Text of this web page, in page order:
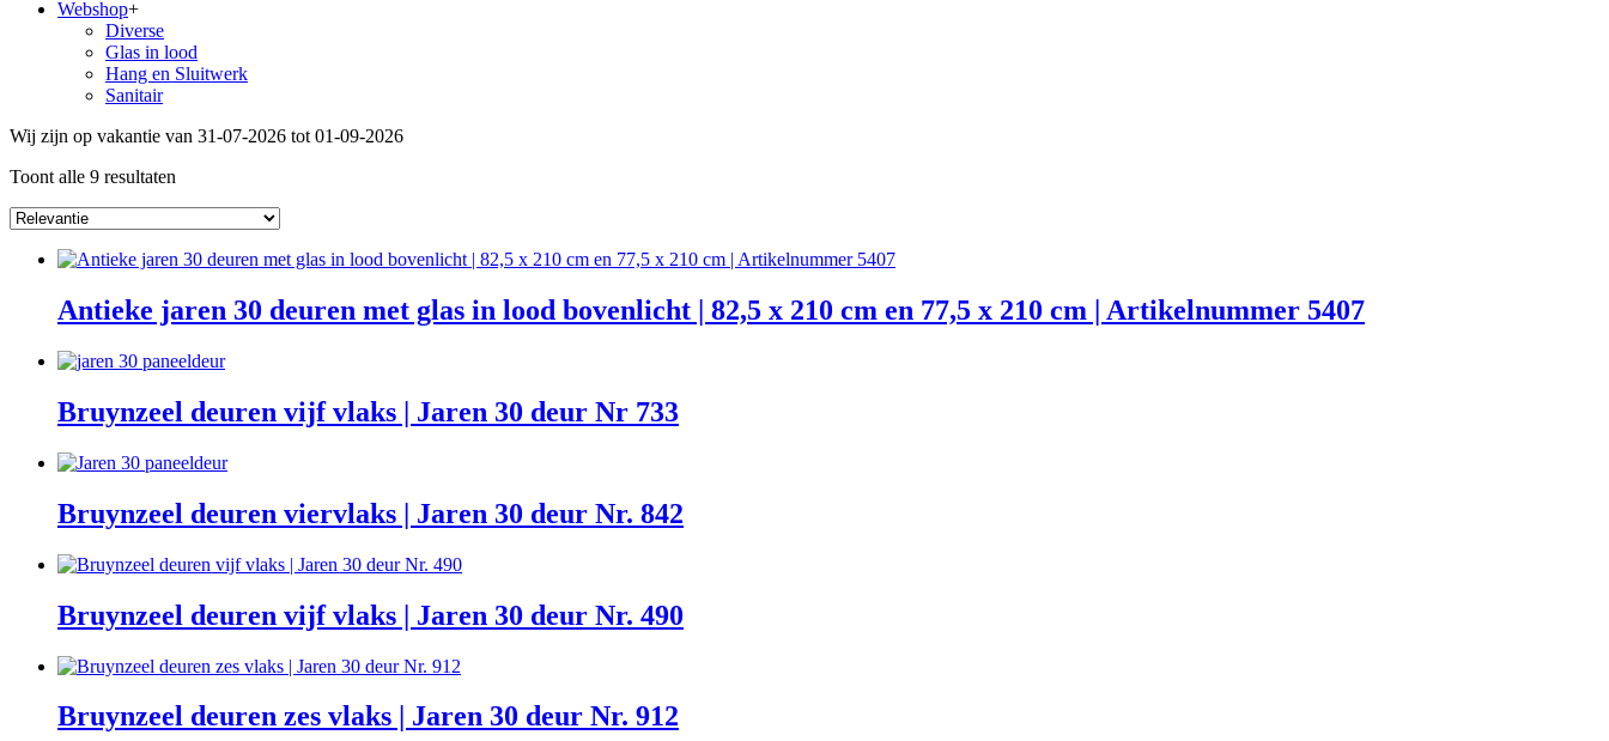
Webshop+
Diverse
Glas in lood
Hang en Sluitwerk
Sanitair
Wij zijn op vakantie van 31-07-2026 tot 01-09-2026
Toont alle 9 resultaten
Antieke jaren 30 deuren met glas in lood bovenlicht | 82,5 x 210 cm en 77,5 x 210 cm | Artikelnummer 5407
Bruynzeel deuren vijf vlaks | Jaren 30 deur Nr 733
Bruynzeel deuren viervlaks | Jaren 30 deur Nr. 842
Bruynzeel deuren vijf vlaks | Jaren 30 deur Nr. 490
Bruynzeel deuren zes vlaks | Jaren 30 deur Nr. 912